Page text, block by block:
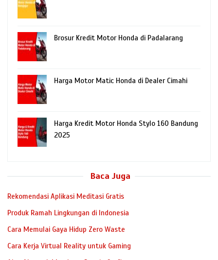
Brosur Kredit Motor Honda di Padalarang
Harga Motor Matic Honda di Dealer Cimahi
Harga Kredit Motor Honda Stylo 160 Bandung
2025
Baca Juga
Rekomendasi Aplikasi Meditasi Gratis
Produk Ramah Lingkungan di Indonesia
Cara Memulai Gaya Hidup Zero Waste
Cara Kerja Virtual Reality untuk Gaming